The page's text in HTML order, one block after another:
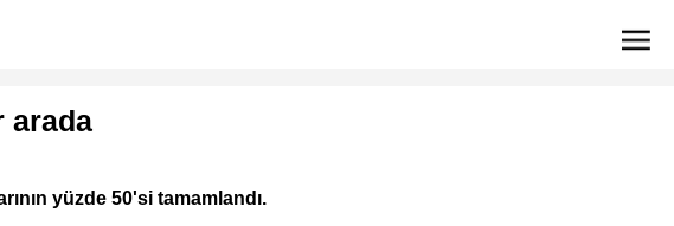
arada
yüzde 50'si tamamlandı.